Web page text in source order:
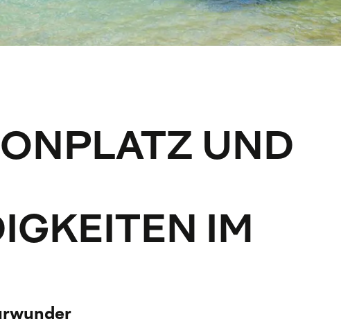
UND
IM